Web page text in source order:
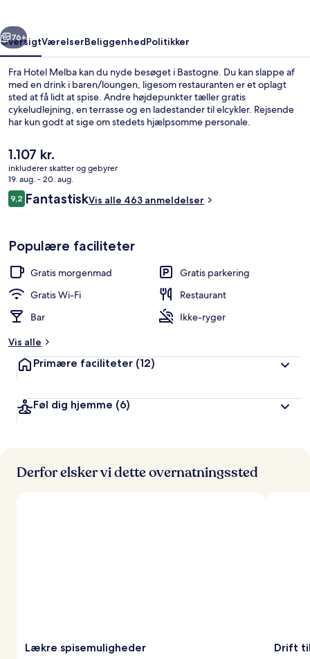
Næste
76+
OversigtVærelserBeliggenhedPolitikker
Fra Hotel Melba kan du nyde besøget i Bastogne. Du kan slappe af
med en drink i baren/loungen, ligesom restauranten er et oplagt
sted at få lidt at spise. Andre højdepunkter tæller gratis
cykeludlejning, en terrasse og en ladestander til elcykler. Rejsende
har kun godt at sige om stedets hjælpsomme personale.
Den
nuværende
pris
er
1.107 kr.
1.107 kr.
inkluderer skatter og gebyrer
19. aug. - 20. aug.
Anmeldelser
9,29,2 ud af 10.
FantastiskVis alle 463 anmeldelser
Populære faciliteter
Gratis morgenmad
Gratis parkering
Gratis Wi-Fi
Restaurant
Bar
Ikke-ryger
Vis alle
Primære faciliteter (12)
Føl dig hjemme (6)
Derfor elsker vi dette overnatningssted
Lækre spisemuligheder Drift